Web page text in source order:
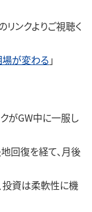
ンクよりご視聴く
場が変わる 」
がGW中に一服し
回復を経て、月後
投資は柔軟性に機